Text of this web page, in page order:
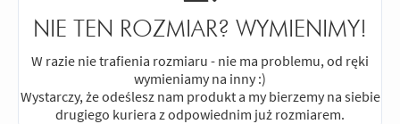
NIE TEN ROZMIAR? WYMIENIMY!
W razie nie trafienia rozmiaru - nie ma problemu, od ręki
wymieniamy na inny :)
Wystarczy, że odeślesz nam produkt a my bierzemy na siebie
drugiego kuriera z odpowiednim już rozmiarem.